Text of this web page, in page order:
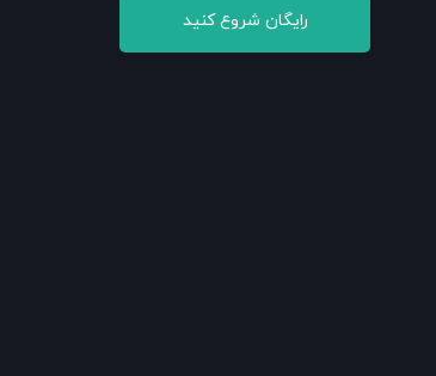
رایگان شروع کنید